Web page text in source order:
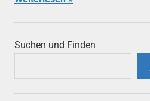
Suchen und Finden